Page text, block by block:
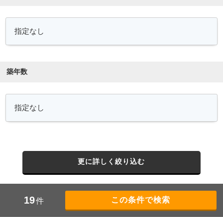
築年数
更に詳しく絞り込む
19件